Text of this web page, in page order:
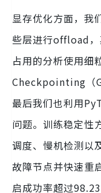
显存优化方面，我
些层进行offload，
占用的分析使用
Checkpointing（
最后我们也利用
问题。训练稳定性
调度、慢机检测以
故障节点并快速重
启成功率超过